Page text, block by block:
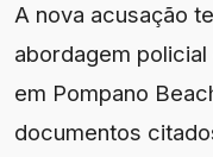
A nova acusação
abordagem
em Pompano
documentos